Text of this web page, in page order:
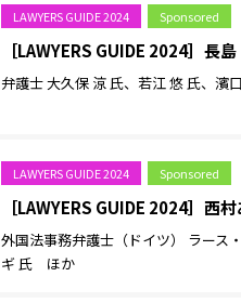
LAWYERS GUIDE 2024 Sponsored
［LAWYERS GUIDE 2024］長
弁護士 大久保 涼 氏、若江 悠 氏、
LAWYERS GUIDE 2024 Sponsored
［LAWYERS GUIDE 2024］西
外国法事務弁護士（ドイツ） ラース
ギ 氏 ほか